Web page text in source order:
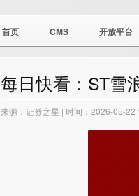
首页 CMS 开放平台
每日快看：ST雪
来源：证券之星 | 时间：2026-05-22